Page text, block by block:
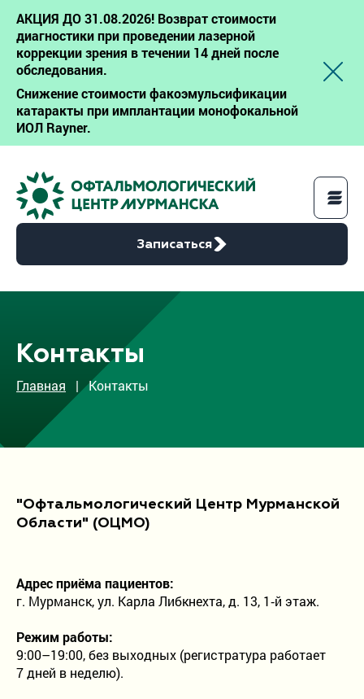
АКЦИЯ ДО 31.08.2026! Возврат стоимости
диагностики при проведении лазерной
коррекции зрения в течении 14 дней после
обследования.
Снижение стоимости факоэмульсификации
катаракты при имплантации монофокальной
ИОЛ Rayner.
Записаться
Цены
Врачи
Акции
О клинике
Вакансии
Блог
Отделение в Петрозаводске
Отправка жалоб при оказании услуг по ОМС
Контакты
Главная | Контакты
"Офтальмологический Центр Мурманской
Области" (ОЦМО)
Адрес приёма пациентов:
г. Мурманск, ул. Карла Либкнехта, д. 13, 1‑й этаж.
Режим работы:
9:00–19:00, без выходных (регистратура работает
7 дней в неделю).